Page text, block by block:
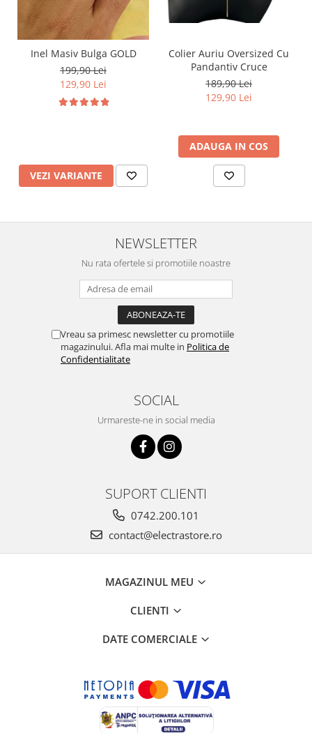
Inel Masiv Bulga GOLD
199,90 Lei
129,90 Lei
VEZI VARIANTE
Colier Auriu Oversized Cu
Pandantiv Cruce
189,90 Lei
129,90 Lei
ADAUGA IN COS
NEWSLETTER
Nu rata ofertele si promotiile noastre
Vreau sa primesc newsletter cu promotiile
magazinului. Afla mai multe in Politica de
Confidentialitate
SOCIAL
Urmareste-ne in social media
SUPORT CLIENTI
0742.200.101
contact@electrastore.ro
MAGAZINUL MEU
CLIENTI
DATE COMERCIALE